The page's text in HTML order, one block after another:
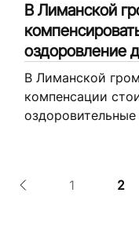
В Лиманской
оздоровление
помощь и
В Лиманской
компенсации
1
2